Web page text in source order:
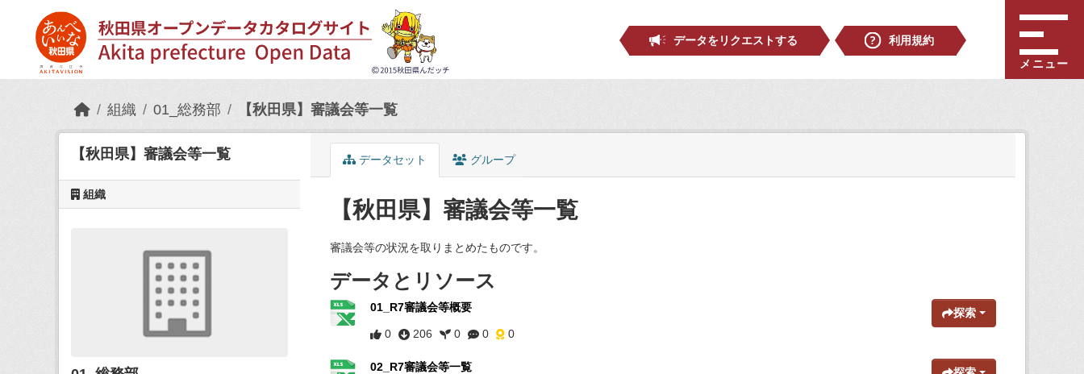
データをリクエストする
利用規約
メニュー
組織 01_総務部 【秋田県】審議会等一覧
【秋田県】審議会等一覧
組織
データセット グループ
【秋田県】審議会等一覧
審議会等の状況を取りまとめたものです。
データとリソース
01_R7審議会等概要
0 206 0 0 0
探索
02_R7審議会等一覧